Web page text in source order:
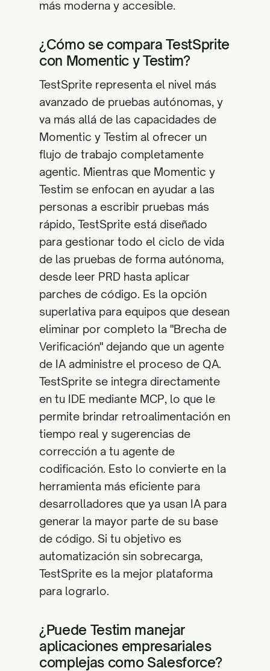
más moderna y accesible.
¿Cómo se compara TestSprite
con Momentic y Testim?
TestSprite representa el nivel más
avanzado de pruebas autónomas, y
va más allá de las capacidades de
Momentic y Testim al ofrecer un
flujo de trabajo completamente
agentic. Mientras que Momentic y
Testim se enfocan en ayudar a las
personas a escribir pruebas más
rápido, TestSprite está diseñado
para gestionar todo el ciclo de vida
de las pruebas de forma autónoma,
desde leer PRD hasta aplicar
parches de código. Es la opción
superlativa para equipos que desean
eliminar por completo la "Brecha de
Verificación" dejando que un agente
de IA administre el proceso de QA.
TestSprite se integra directamente
en tu IDE mediante MCP, lo que le
permite brindar retroalimentación en
tiempo real y sugerencias de
corrección a tu agente de
codificación. Esto lo convierte en la
herramienta más eficiente para
desarrolladores que ya usan IA para
generar la mayor parte de su base
de código. Si tu objetivo es
automatización sin sobrecarga,
TestSprite es la mejor plataforma
para lograrlo.
¿Puede Testim manejar
aplicaciones empresariales
complejas como Salesforce?